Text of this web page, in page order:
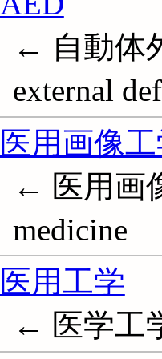
← 自動体
external
医用画像
← 医用画
medicine
医用工学
← 医学工